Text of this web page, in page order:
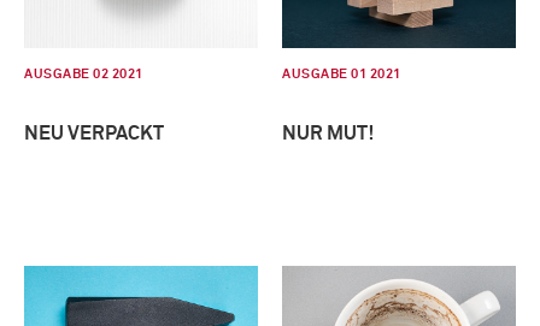
AUSGABE 02 2021
NEU VERPACKT
AUSGABE 01 2021
NUR MUT!